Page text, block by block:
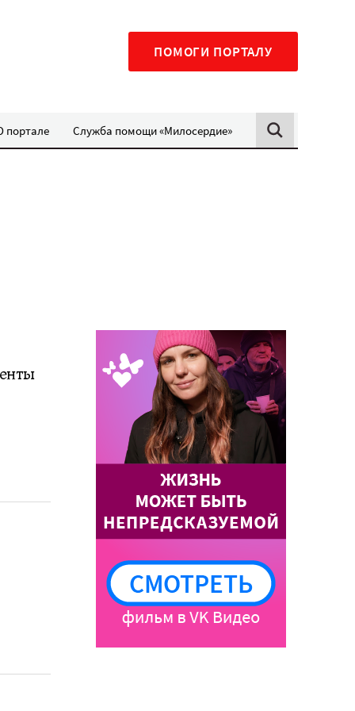
ПОМОГИ ПОРТАЛУ
портале Служба помощи «Милосердие»